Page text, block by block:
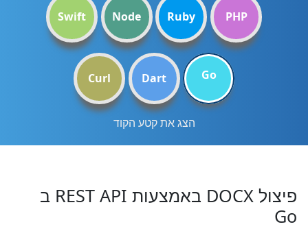
PHP
Ruby
Node
Swift
Go
Dart
Curl
הצג את קטע הקוד
פיצול DOCX באמצעות REST API ב
Go